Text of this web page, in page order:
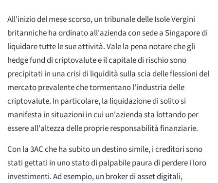
All'inizio del mese scorso, un tribunale delle Isole Vergini
britanniche ha ordinato all'azienda con sede a Singapore di
liquidare tutte le sue attività. Vale la pena notare che gli
hedge fund di criptovalute e il capitale di rischio sono
precipitati in una crisi di liquidità sulla scia delle flessioni del
mercato prevalente che tormentano l'industria delle
criptovalute. In particolare, la liquidazione di solito si
manifesta in situazioni in cui un'azienda sta lottando per
essere all'altezza delle proprie responsabilità finanziarie.
Con la 3AC che ha subito un destino simile, i creditori sono
stati gettati in uno stato di palpabile paura di perdere i loro
investimenti. Ad esempio, un broker di asset digitali,